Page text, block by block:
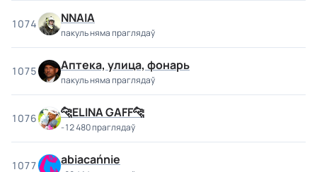
1074 NNAIA
пакуль няма праглядаў
1075 Аптека, улица, фонарь
пакуль няма праглядаў
1076 🐆ELINA GAFF🐆
-12 480 праглядаў
1077 abiacańnie